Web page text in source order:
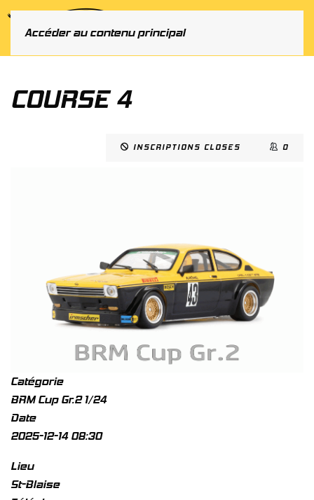
Accéder au contenu principal
COURSE 4
INSCRIPTIONS CLOSES 0
Catégorie
BRM Cup Gr.2 1/24
Date
2025-12-14 08:30
Lieu
St-Blaise